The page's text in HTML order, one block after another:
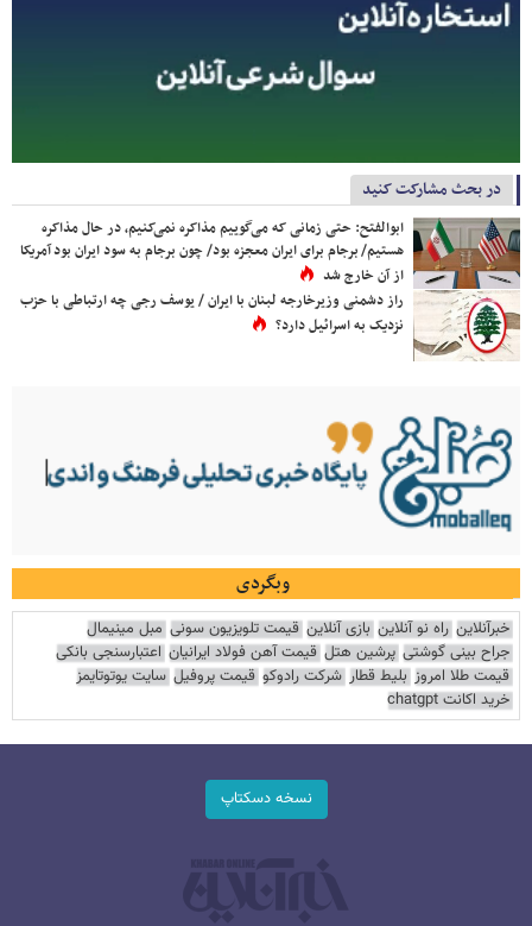
در بحث مشارکت کنید
ابوالفتح: حتی زمانی که می‌گوییم مذاکره نمی‌کنیم، در حال مذاکره
هستیم/ برجام برای ایران معجزه بود/ چون برجام به سود ایران بود آمریکا
از آن خارج شد
راز دشمنی وزیرخارجه لبنان با ایران / یوسف رجی چه ارتباطی با حزب
نزدیک به اسرائیل دارد؟
وبگردی
خبرآنلاین راه نو آنلاین بازی آنلاین قیمت تلویزیون سونی مبل مینیمال
جراح بینی گوشتی پرشین هتل قیمت آهن فولاد ایرانیان اعتبارسنجی بانکی
قیمت طلا امروز بلیط قطار شرکت رادوکو قیمت پروفیل سایت یوتوتایمز
خرید اکانت chatgpt
نسخه دسکتاپ